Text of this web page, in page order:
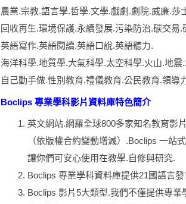
農業.宗教.語言學.哲學.文學.戲劇.劇院.威廉.莎
回收再生.環境保護.永續發展.污染防治.碳交
英語寫作.英語閱讀.英語口說.英語聽力.
海洋科學.地質學.大氣科學.太空科學.火山.地震
自己動手做.性別教育.禮儀教育.公民教育.領
Boclips 專業學科影片資料庫特色簡介
英文網站.網羅全球800多家知名教育影
（依版權合約變動增減）.Boclips 一站
讓你們可安心使用在教學.自修與研究.
Boclips 專業學科資料庫提供21國語言
Boclips 影片5大類型.我們不僅提供專